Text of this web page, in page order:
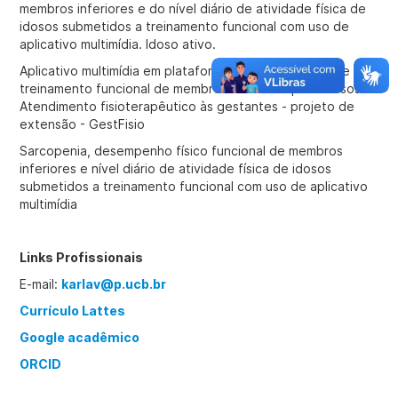
membros inferiores e do nível diário de atividade física de
idosos submetidos a treinamento funcional com uso de
aplicativo multimídia. Idoso ativo.
Aplicativo multimídia em plataforma móvel: Proposta de
treinamento funcional de membros inferiores para idosos.
Atendimento fisioterapêutico às gestantes - projeto de
extensão - GestFisio
Sarcopenia, desempenho físico funcional de membros
inferiores e nível diário de atividade física de idosos
submetidos a treinamento funcional com uso de aplicativo
multimídia
Links Profissionais
E-mail: karlav@p.ucb.br
Currículo Lattes
Google acadêmico
ORCID